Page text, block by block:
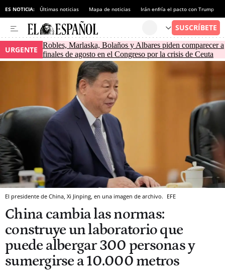
ES NOTICIA: Últimas noticias Mapa de noticias Irán enfría el pacto con Trump
URGENTE
Robles, Marlaska, Bolaños y Albares piden comparecer a
finales de agosto en el Congreso por la crisis de Ceuta
El presidente de China, Xi Jinping, en una imagen de archivo. EFE
China cambia las normas:
construye un laboratorio que
puede albergar 300 personas y
sumergirse a 10.000 metros